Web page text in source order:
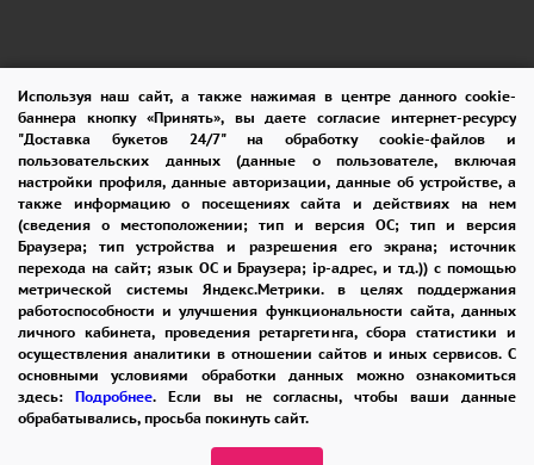
Используя наш сайт, а также нажимая в центре данного cookie-
баннера кнопку «Принять», вы даете согласие интернет-ресурсу
"Доставка букетов 24/7" на обработку cookie-файлов и
пользовательских данных (данные о пользователе, включая
настройки профиля, данные авторизации, данные об устройстве, а
также информацию о посещениях сайта и действиях на нем
(сведения о местоположении; тип и версия ОС; тип и версия
Браузера; тип устройства и разрешения его экрана; источник
перехода на сайт; язык ОС и Браузера; ip-адрес, и тд.)) с помощью
метрической системы Яндекс.Метрики. в целях поддержания
работоспособности и улучшения функциональности сайта, данных
личного кабинета, проведения ретаргетинга, сбора статистики и
осуществления аналитики в отношении сайтов и иных сервисов. С
основными условиями обработки данных можно ознакомиться
здесь: Подробнее. Если вы не согласны, чтобы ваши данные
обрабатывались, просьба покинуть сайт.
ПОМОЩЬ ОПЛАТА
ДОСТАВКА
ГАРАНТИИ
КУПОН
ВОЗВРАТ
ОТЗЫВЫ
РЕКОМЕНДАЦИИ
КОНТАКТЫ
8 965 242-37-47